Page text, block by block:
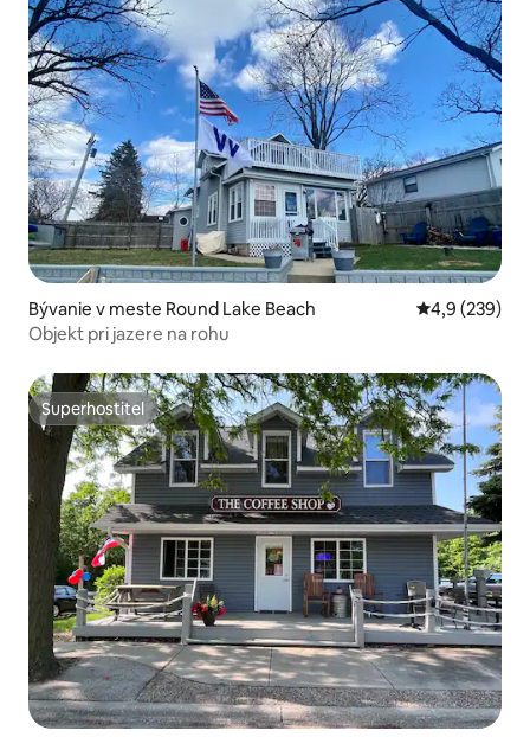
Bývanie v meste Round Lake Beach Priemerné
4,9 (239)
Objekt pri jazere na rohu
Superhostiteľ
Superhostiteľ